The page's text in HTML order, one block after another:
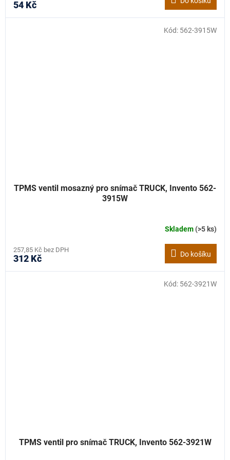
54 Kč
TPMS ventil mosazný pro snímač TRUCK, Invento 562-
3915W
Skladem(>5 ks)
257,85 Kč bez DPH
312 Kč Do košíku
Kód: 562-3915W
TPMS ventil pro snímač TRUCK, Invento 562-3921W
Kód: 562-3921W